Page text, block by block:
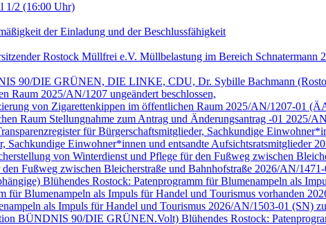
1/2 (16:00 Uhr)
der Einladung und der Beschlussfähigkeit
Rostock Müllfrei e.V. Müllbelastung im Bereich Schnatermann
90/DIE GRÜNEN, DIE LINKE, CDU, Dr. Sybille Bachmann
Raum 2025/AN/1207 ungeändert beschlossen,
von Zigarettenkippen im öffentlichen Raum 2025/AN/1207-01
Raum Stellungnahme zum Antrag und Änderungsantrag -01 2025/
für Bürgerschaftsmitglieder, Sachkundige
Sachkundige Einwohner*innen und entsandte Aufsichtsratsmitglieder
von Winterdienst und Pflege für den Fußweg zwischen
Fußweg zwischen Bleicherstraße und Bahnhofstraße 2026/AN/
Blühendes Rostock: Patenprogramm für Blumenampeln als
für Blumenampeln als Impuls für Handel und Tourismus vorhanden
als Impuls für Handel und Tourismus 2026/AN/1503-01 (SN)
BÜNDNIS 90/DIE GRÜNEN.Volt) Blühendes Rostock: